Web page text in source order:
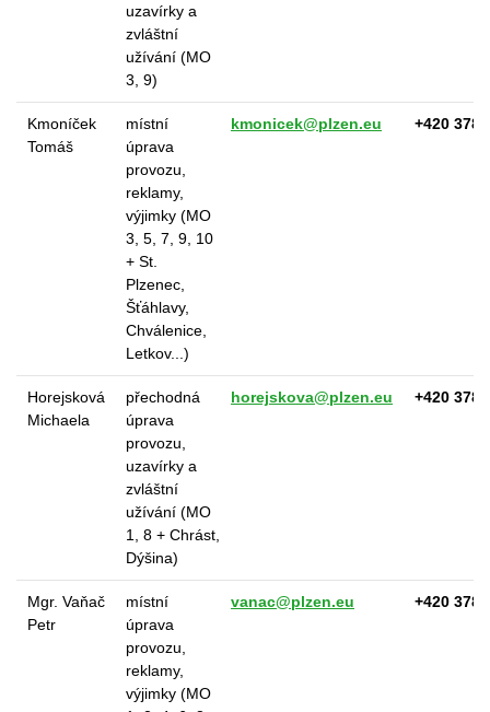
uzavírky a
zvláštní
užívání (MO
3, 9)
Kmoníček
Tomáš
místní
úprava
provozu,
reklamy,
výjimky (MO
3, 5, 7, 9, 10
+ St.
Plzenec,
Šťáhlavy,
Chválenice,
Letkov...)
kmonicek@plzen.eu +420 378
Horejsková
Michaela
přechodná
úprava
provozu,
uzavírky a
zvláštní
užívání (MO
1, 8 + Chrást,
Dýšina)
horejskova@plzen.eu +420 378
Mgr. Vaňač
Petr
místní
úprava
provozu,
reklamy,
výjimky (MO
vanac@plzen.eu +420 378